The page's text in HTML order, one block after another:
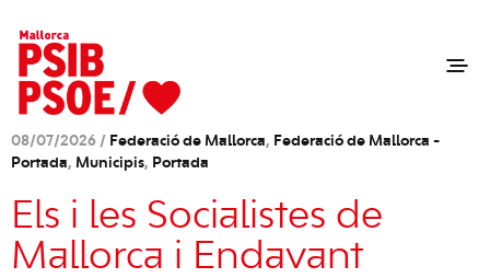
08/07/2026 / Federació de Mallorca, Federació de Mallorca -
Portada, Municipis, Portada
Els i les Socialistes de
Mallorca i Endavant